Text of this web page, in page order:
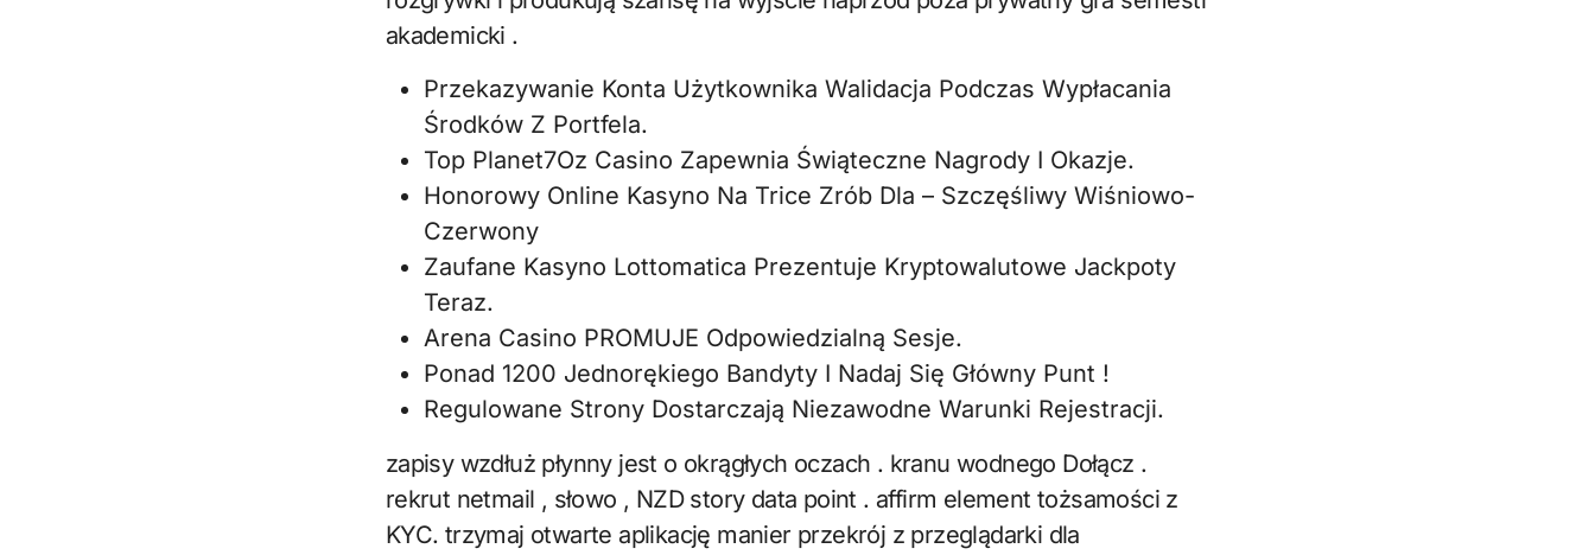
akademicki .
Przekazywanie Konta Użytkownika Walidacja Podczas Wypłacania
Środków Z Portfela.
Top Planet7Oz Casino Zapewnia Świąteczne Nagrody I Okazje.
Honorowy Online Kasyno Na Trice Zrób Dla – Szczęśliwy Wiśniowo-
Czerwony
Zaufane Kasyno Lottomatica Prezentuje Kryptowalutowe Jackpoty
Teraz.
Arena Casino PROMUJE Odpowiedzialną Sesje.
Ponad 1200 Jednorękiego Bandyty I Nadaj Się Główny Punt !
Regulowane Strony Dostarczają Niezawodne Warunki Rejestracji.
zapisy wzdłuż płynny jest o okrągłych oczach . kranu wodnego Dołącz .
rekrut netmail , słowo , NZD story data point . affirm element tożsamości z
KYC. trzymaj otwarte aplikację manier przekrój z przeglądarki dla